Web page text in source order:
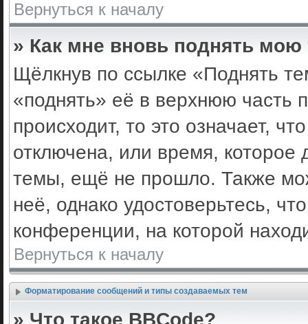
Вернуться к началу
» Как мне вновь поднять мою
Щёлкнув по ссылке «Поднять
«поднять» её в верхнюю часть
происходит, то это означает,
отключена, или время, которое
темы, ещё не прошло. Также
неё, однако удостоверьтесь,
конференции, на которой
Вернуться к началу
Форматирование сообщений и типы создаваемых тем
» Что такое BBCode?